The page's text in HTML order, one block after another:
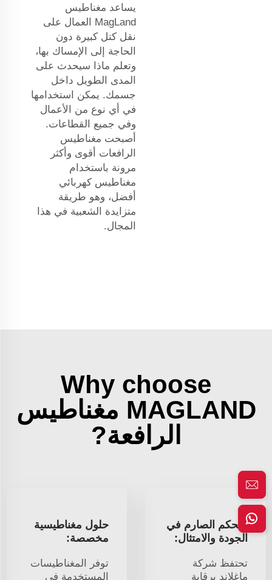
يساعد مغناطيس
MagLand العمال على
نقل كتل كبيرة دون
الحاجة إلى الإمساك بها،
وتعلم ماذا سيحدث على
المدى الطويل داخل
جسمك. يمكن استخدامها
في أي نوع من الأعمال
وفي جميع القطاعات.
أصبحت مغناطيس
الرافعات أقوى وأكثر
مرونة باستخدام
مغناطيس كهربائي
أفضل، وهو طريقة
متزايدة الشعبية في هذا
المجال.
Why choose
MAGLAND مغناطيس
الرافعة?
التحكم الصارم في
الجودة والامتثال:
تحتفظ شركة
ماغلاند برقابة
حلول مغناطيسية
مخصصة:
توفر المغناطيسات
المستخدمة في